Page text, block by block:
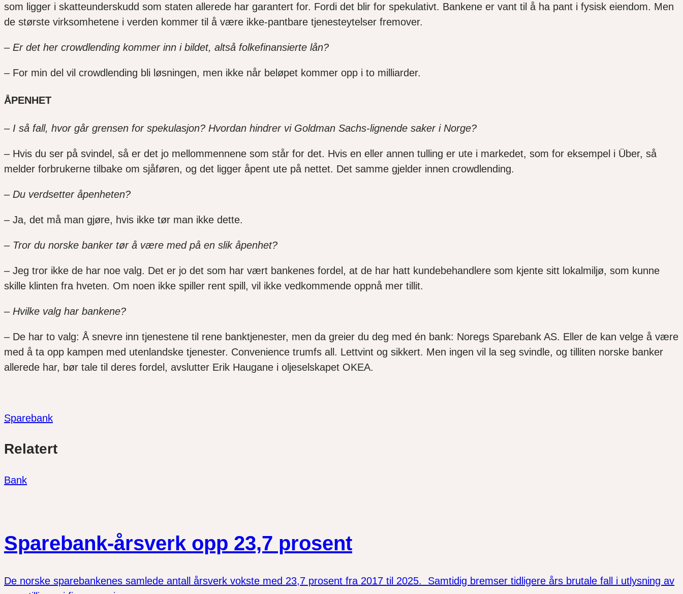
som ligger i skatteunderskudd som staten allerede har garantert for. Fordi det blir for spekulativt. Bankene er vant til å ha pant i fysisk eiendom. Men
de største virksomhetene i verden kommer til å være ikke-pantbare tjenesteytelser fremover.
– Er det her crowdlending kommer inn i bildet, altså folkefinansierte lån?
– For min del vil crowdlending bli løsningen, men ikke når beløpet kommer opp i to milliarder.
ÅPENHET
– I så fall, hvor går grensen for spekulasjon? Hvordan hindrer vi Goldman Sachs-lignende saker i Norge?
– Hvis du ser på svindel, så er det jo mellommennene som står for det. Hvis en eller annen tulling er ute i markedet, som for eksempel i Über, så
melder forbrukerne tilbake om sjåføren, og det ligger åpent ute på nettet. Det samme gjelder innen crowdlending.
– Du verdsetter åpenheten?
– Ja, det må man gjøre, hvis ikke tør man ikke dette.
– Tror du norske banker tør å være med på en slik åpenhet?
– Jeg tror ikke de har noe valg. Det er jo det som har vært bankenes fordel, at de har hatt kundebehandlere som kjente sitt lokalmiljø, som kunne
skille klinten fra hveten. Om noen ikke spiller rent spill, vil ikke vedkommende oppnå mer tillit.
– Hvilke valg har bankene?
– De har to valg: Å snevre inn tjenestene til rene banktjenester, men da greier du deg med én bank: Noregs Sparebank AS. Eller de kan velge å være
med å ta opp kampen med utenlandske tjenester. Convenience trumfs all. Lettvint og sikkert. Men ingen vil la seg svindle, og tilliten norske banker
allerede har, bør tale til deres fordel, avslutter Erik Haugane i oljeselskapet OKEA.
Sparebank
link
på
på
Relatert
Bank
Sparebank-årsverk opp 23,7 prosent
De norske sparebankenes samlede antall årsverk vokste med 23,7 prosent fra 2017 til 2025. Samtidig bremser tidligere års brutale fall i utlysning av